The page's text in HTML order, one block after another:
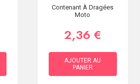
Contenant À Dragées
Moto
2,36 €
AJOUTER AU
PANIER